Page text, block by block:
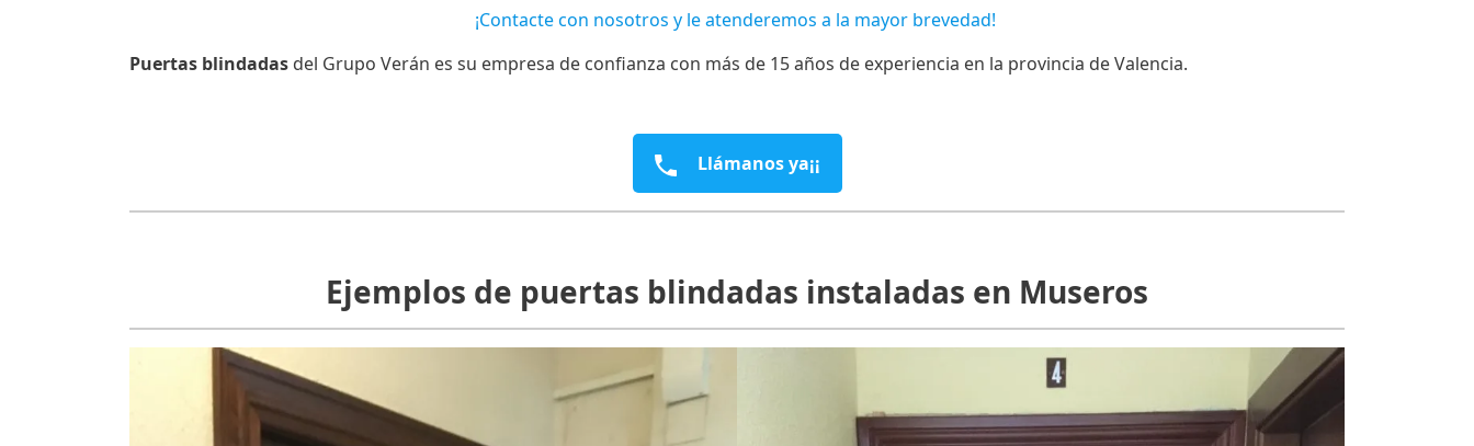
¡Contacte con nosotros y le atenderemos a la mayor brevedad!
Puertas blindadas del Grupo Verán es su empresa de confianza con más de 15 años de experiencia en la provincia de Valencia.
Llámanos ya¡¡
Ejemplos de puertas blindadas instaladas en Museros